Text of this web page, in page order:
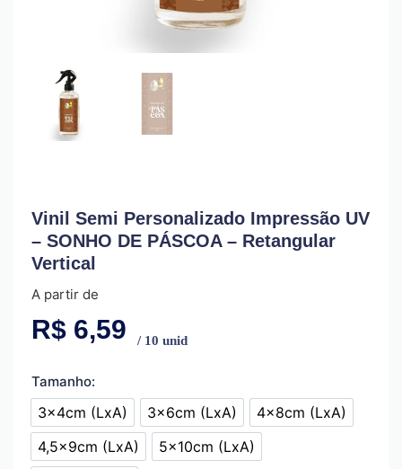
Vinil Semi Personalizado Impressão UV
– SONHO DE PÁSCOA – Retangular
Vertical
A partir de
R$ 6,59 / 10 unid
Tamanho:
3x4cm (LxA)
3x4cm (LxA)
3x6cm (LxA)
3x6cm (LxA)
4x8cm (LxA)
4x8cm (LxA)
4,5x9cm (LxA)
4,5x9cm (LxA)
5x10cm (LxA)
5x10cm (LxA)